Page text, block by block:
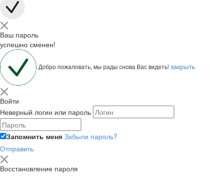
Ваш пароль
успешно сменен!
Добро пожаловать, мы рады снова Вас видеть!закрыть
Войти
Неверный логин или пароль
Запомнить меня Забыли пароль?
Отправить
Восстановление пароля